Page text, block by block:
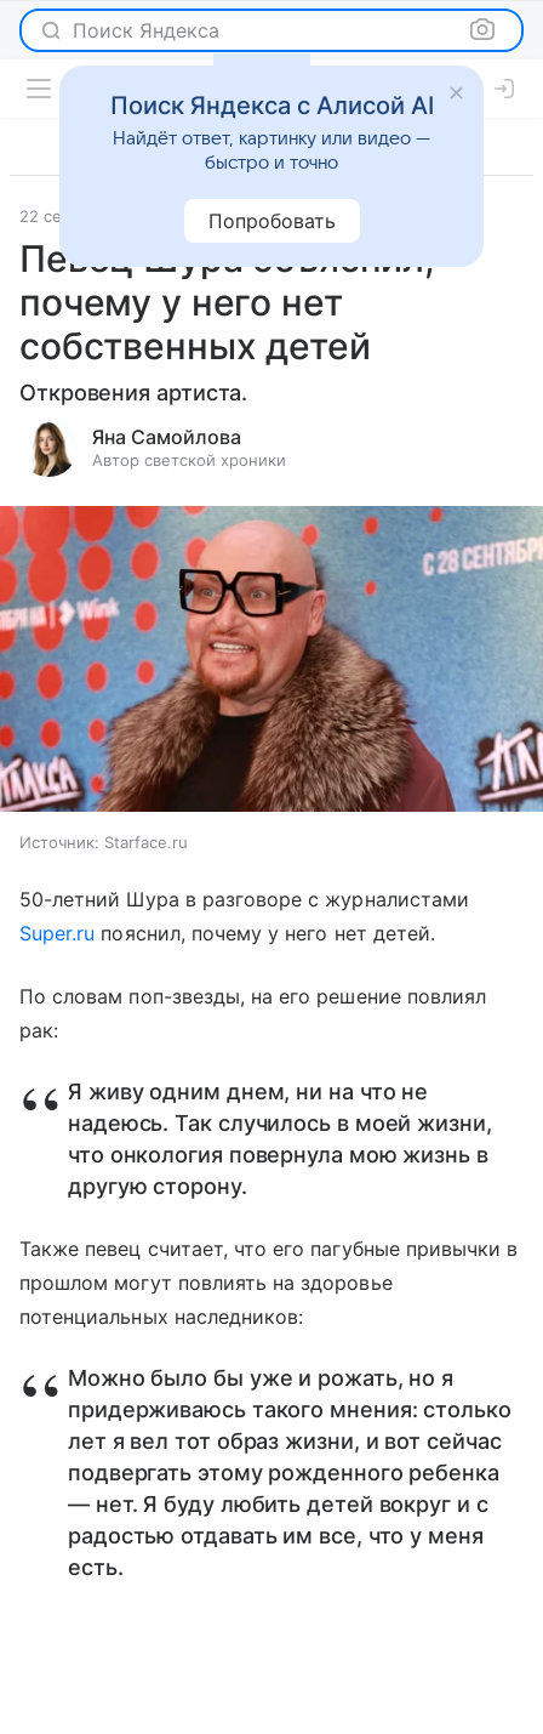
Поиск Яндекса
22 сентября 2025 Леди Mail Светская жизнь
Певец Шура объяснил,
почему у него нет
собственных детей
Откровения артиста.
Яна Самойлова
Автор светской хроники
Источник: Starface.ru
50-летний Шура в разговоре с журналистами
Super.ru пояснил, почему у него нет детей.
По словам поп-звезды, на его решение повлиял
рак:
Я живу одним днем, ни на что не
надеюсь. Так случилось в моей жизни,
что онкология повернула мою жизнь в
другую сторону.
Также певец считает, что его пагубные привычки в
прошлом могут повлиять на здоровье
потенциальных наследников:
Можно было бы уже и рожать, но я
придерживаюсь такого мнения: столько
лет я вел тот образ жизни, и вот сейчас
подвергать этому рожденного ребенка
— нет. Я буду любить детей вокруг и с
радостью отдавать им все, что у меня
есть.
Поиск Яндекса с Алисой AI
Найдёт ответ, картинку или видео —
быстро и точно
Попробовать